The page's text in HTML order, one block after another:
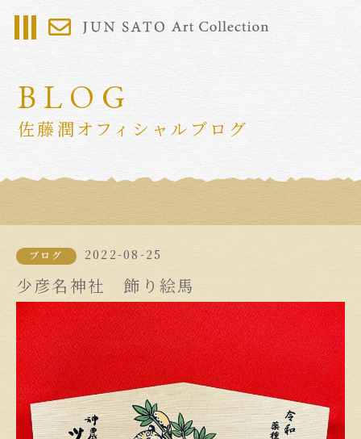
BLOG
佐藤潤オフィシャルブログ
ブログ 2022-08-25
少彦名神社 飾り絵馬